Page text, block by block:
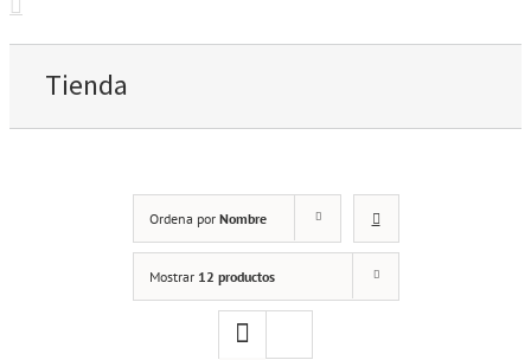
Tienda
Ordena por Nombre
Mostrar 12 productos